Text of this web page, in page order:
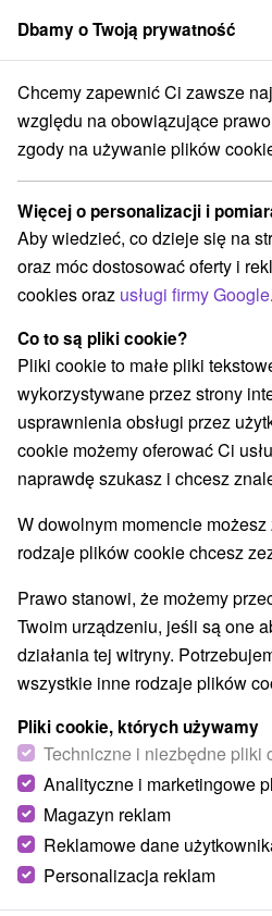
członek grupySorger
Specjalne oferty na Słowacji
Najtańsze pobyty z
Nitra
Kategorie
Wszystkie kategorie
Pobyty z
Wellness pobyty(2) Wyjazdy
Pobyty dla seniorów(3)
Wybierz lokalizację lub
Najlepiej sprzedające
Wsie i miasta
dla dwojga Bojnice (2)
TIP
Akcia
Dbamy o Twoją prywatność
Chcemy zapewnić Ci zawsze
względu na obowiązujące
zgody na używanie plików
Więcej o personalizacji i
Aby wiedzieć, co dzieje się na
oraz móc dostosować oferty i
cookies oraz usługi firmy Google.
Co to są pliki cookie?
Pliki cookie to małe pliki
wykorzystywane przez strony
usprawnienia obsługi przez
cookie możemy oferować Ci
naprawdę szukasz i chcesz
W dowolnym momencie
rodzaje plików cookie chcesz
Prawo stanowi, że możemy
Twoim urządzeniu, jeśli są one
działania tej witryny.
wszystkie inne rodzaje plików
Pliki cookie, których używamy
Techniczne i niezbędne pliki
Analityczne i marketingowe
Magazyn reklam
Reklamowe dane
Personalizacja reklam